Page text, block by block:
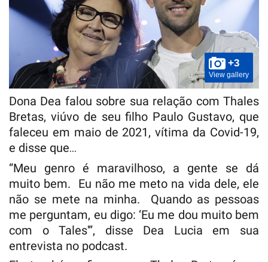
+3
View gallery
Dona Dea falou sobre sua relação com Thales
Bretas, viúvo de seu filho Paulo Gustavo, que
faleceu em maio de 2021, vítima da Covid-19,
e disse que…
“Meu genro é maravilhoso, a gente se dá
muito bem. Eu não me meto na vida dele, ele
não se mete na minha. Quando as pessoas
me perguntam, eu digo: ‘Eu me dou muito bem
com o Tales'”, disse Dea Lucia em sua
entrevista no podcast.